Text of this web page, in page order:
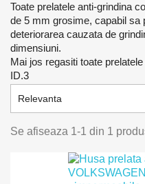
Toate prelatele anti-grindina
de 5 mm grosime, capabil sa
deteriorarea cauzata de
dimensiuni.
Mai jos regasiti toate
ID.3
Relevanta
Se afiseaza 1-1 din 1
Intra in cont
produse in Lista de